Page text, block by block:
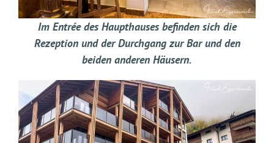
Im Entrée des Haupthauses befinden sich die
Rezeption und der Durchgang zur Bar und den
beiden anderen Häusern.